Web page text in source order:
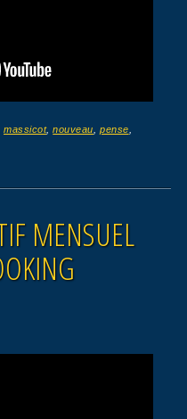
massicot,nouveau ,pense
MENSUEL